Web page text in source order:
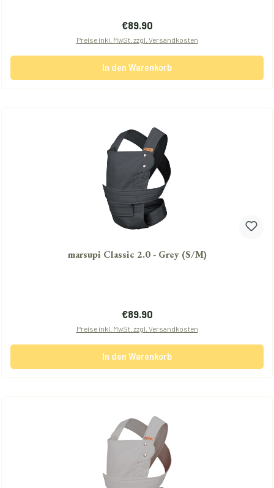
Regulärer Preis:
€89.90
Preise inkl. MwSt. zzgl. Versandkosten
In den Warenkorb
marsupi Classic 2.0 - Grey (S/M)
Regulärer Preis:
€89.90
Preise inkl. MwSt. zzgl. Versandkosten
In den Warenkorb